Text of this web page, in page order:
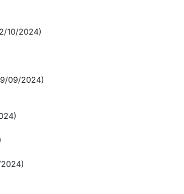
10/2024)
09/2024)